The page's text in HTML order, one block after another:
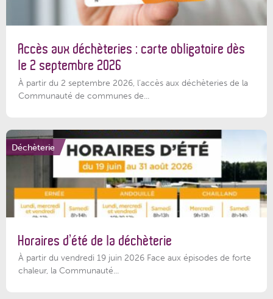
Accès aux déchèteries : carte obligatoire dès
le 2 septembre 2026
À partir du 2 septembre 2026, l’accès aux déchèteries de la
Communauté de communes de...
Déchèterie
Horaires d’été de la déchèterie
À partir du vendredi 19 juin 2026 Face aux épisodes de forte
chaleur, la Communauté...